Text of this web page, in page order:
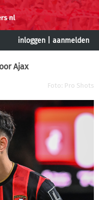
inloggen aanmelden
Ajax
Foto: Pro Shots